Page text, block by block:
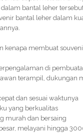
bantal leher
bantal leher dalam
kenapa membuat
di
terampil, dukungan
dan sesuai waktunya
yang berkualitas
murah dan bersaing
melayani hingga